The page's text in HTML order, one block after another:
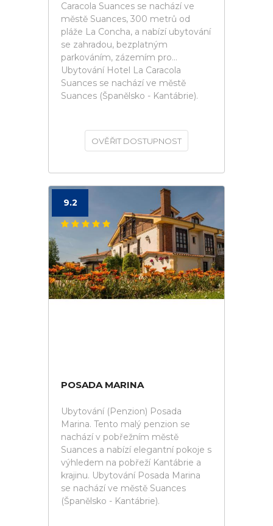
Caracola Suances se nachází ve
městě Suances, 300 metrů od
pláže La Concha, a nabízí ubytování
se zahradou, bezplatným
parkováním, zázemím pro...
Ubytování Hotel La Caracola
Suances se nachází ve městě
Suances (Španělsko - Kantábrie).
OVĚŘIT DOSTUPNOST
9.2
POSADA MARINA
Ubytování (Penzion) Posada
Marina. Tento malý penzion se
nachází v pobřežním městě
Suances a nabízí elegantní pokoje s
výhledem na pobřeží Kantábrie a
krajinu. Ubytování Posada Marina
se nachází ve městě Suances
(Španělsko - Kantábrie).